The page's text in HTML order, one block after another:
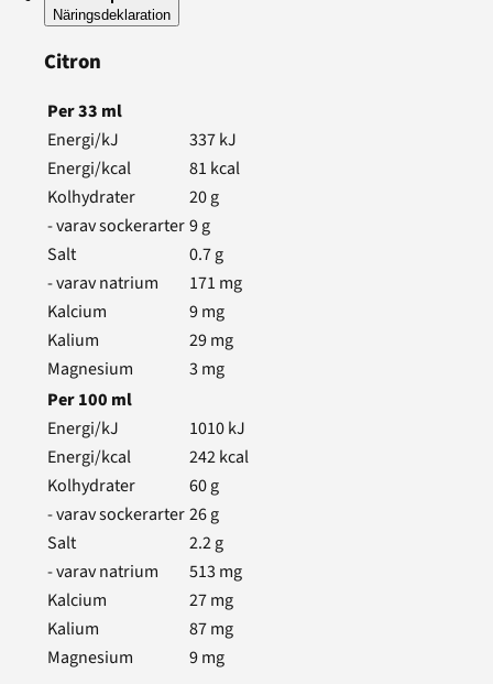
Näringsdeklaration
Citron
Per33 ml
Energi/kJ
337kJ
Energi/kcal
81 kcal
Kolhydrater
20g
- varav sockerarter9g
Salt
0.7g
- varav natrium
171 mg
Kalcium
9mg
Kalium
29mg
Magnesium
3 mg
Per100 ml
Energi/kJ
1010kJ
Energi/kcal
242kcal
Kolhydrater
60g
- varav sockerarter26g
Salt
2.2g
- varav natrium
513 mg
Kalcium
27mg
Kalium
87mg
Magnesium
9mg